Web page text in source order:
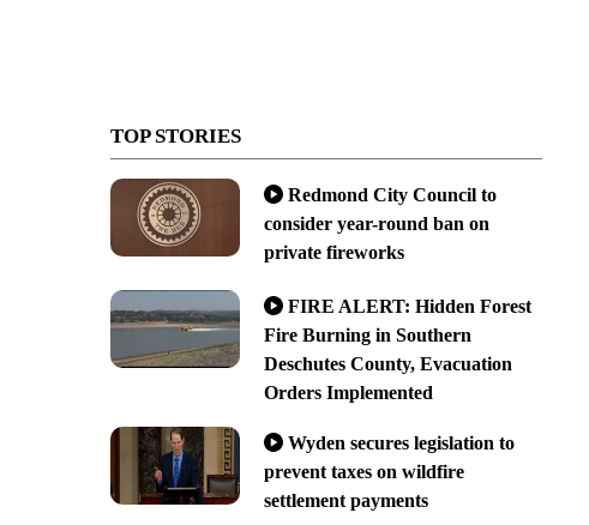
TOP STORIES
Redmond City Council to
consider year-round ban on
private fireworks
FIRE ALERT: Hidden Forest
Fire Burning in Southern
Deschutes County, Evacuation
Orders Implemented
Wyden secures legislation to
prevent taxes on wildfire
settlement payments